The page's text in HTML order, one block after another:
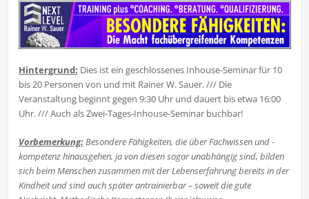
Hintergrund: Dies ist ein geschlossenes Inhouse-Seminar für 10
bis 20 Personen von und mit Rainer W. Sauer. /// Die
Veranstaltung beginnt gegen 9:30 Uhr und dauert bis etwa 16:00
Uhr. /// Auch als Zwei-Tages-Inhouse-Seminar buchbar!
Vorbemerkung:Besondere Fähigkeiten, die über Fachwissen und -
kompetenz hinausgehen, ja von diesen sogar unabhängig sind, bilden
sich beim Menschen zusammen mit der Lebenserfahrung bereits in der
Kindheit und sind auch später antrainierbar – soweit die gute